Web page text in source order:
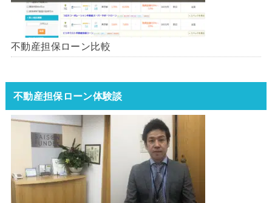
不動産担保ローン比較
不動産担保ローン体験談